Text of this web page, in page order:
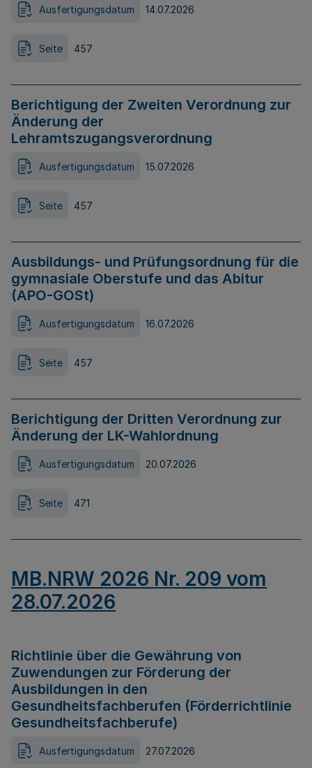
Ausfertigungsdatum 14.07.2026
Seite 457
Berichtigung der Zweiten Verordnung zur
Änderung der
Lehramtszugangsverordnung
Ausfertigungsdatum 15.07.2026
Seite 457
Ausbildungs- und Prüfungsordnung für die
gymnasiale Oberstufe und das Abitur
(APO-GOSt)
Ausfertigungsdatum 16.07.2026
Seite 457
Berichtigung der Dritten Verordnung zur
Änderung der LK-Wahlordnung
Ausfertigungsdatum 20.07.2026
Seite 471
MB.NRW 2026 Nr. 209 vom
28.07.2026
Richtlinie über die Gewährung von
Zuwendungen zur Förderung der
Ausbildungen in den
Gesundheitsfachberufen (Förderrichtlinie
Gesundheitsfachberufe)
Ausfertigungsdatum 27.07.2026